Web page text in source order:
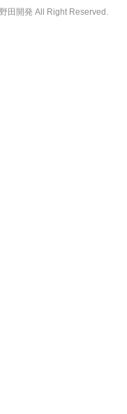
田開発 All Right Reserved.